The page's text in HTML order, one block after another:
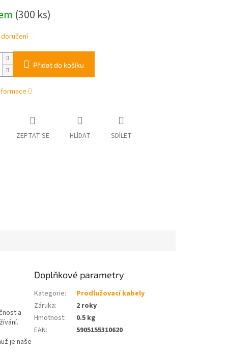
(300 ks)
Přidat do košíku
ZEPTAT SE HLÍDAT SDÍLET
a
je naše
Doplňkové parametry
Kategorie:
Prodlužovací kabely
Záruka:
2 roky
Hmotnost:
0.5 kg
EAN: 5905155310620